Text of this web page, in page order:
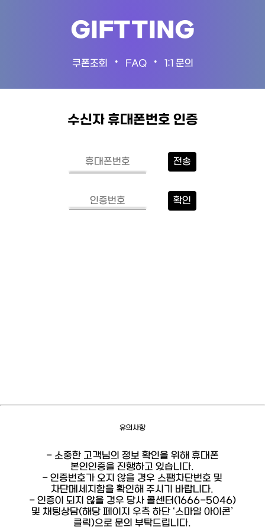
GIFTTING
쿠폰조회 • FAQ • 1:1 문의
수신자 휴대폰번호 인증
전송
확인
유의사항
- 소중한 고객님의 정보 확인을 위해 휴대폰
본인인증을 진행하고 있습니다.
- 인증번호가 오지 않을 경우 스팸차단번호 및
차단메세지함을 확인해 주시기 바랍니다.
- 인증이 되지 않을 경우 당사 콜센터(1666-5046)
및 채팅상담(해당 페이지 우측 하단 ‘스마일 아이콘’
클릭)으로 문의 부탁드립니다.